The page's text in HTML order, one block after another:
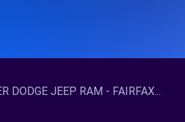
DODGE JEEP RAM - FAIRFAX...